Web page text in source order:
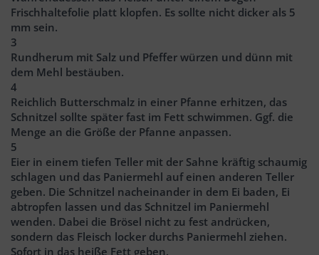
Frischhaltefolie platt klopfen. Es sollte nicht dicker als 5
mm sein.
3
Rundherum mit Salz und Pfeffer würzen und dünn mit
dem Mehl bestäuben.
4
Reichlich Butterschmalz in einer Pfanne erhitzen, das
Schnitzel sollte später fast im Fett schwimmen. Ggf. die
Menge an die Größe der Pfanne anpassen.
5
Eier in einem tiefen Teller mit der Sahne kräftig schaumig
schlagen und das Paniermehl auf einen anderen Teller
geben. Die Schnitzel nacheinander in dem Ei baden, Ei
abtropfen lassen und das Schnitzel im Paniermehl
wenden. Dabei die Brösel nicht zu fest andrücken,
sondern das Fleisch locker durchs Paniermehl ziehen.
Sofort in das heiße Fett geben.